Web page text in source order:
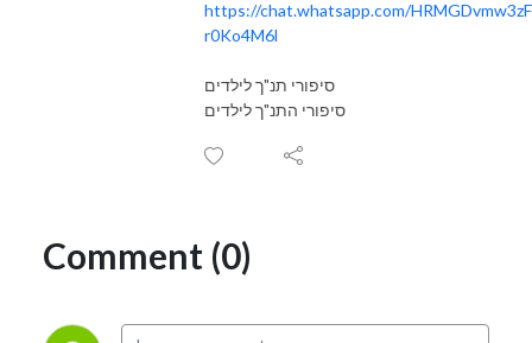
https://chat.whatsapp.com/
r0Ko4M6l
סיפורי תנ"ך לילדים
סיפורי התנ"ך לילדים
Comment (0)